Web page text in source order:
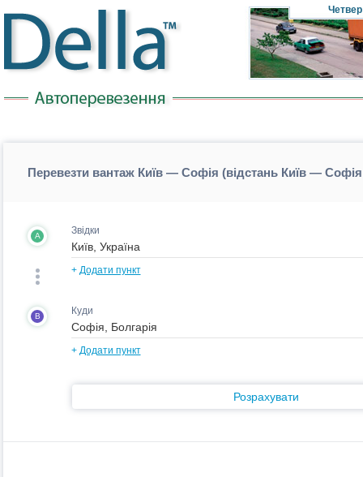
Четвер
Перевезти вантаж Київ — Софія (відстань Київ — Софія
A Звідки
+ Додати пункт
B Куди
+ Додати пункт
Розрахувати